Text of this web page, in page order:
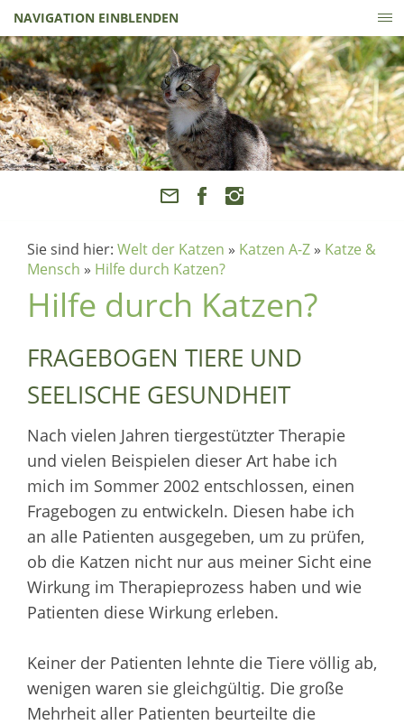
NAVIGATION EINBLENDEN
Sie sind hier: Welt der Katzen » Katzen A-Z » Katze &
Mensch » Hilfe durch Katzen?
Hilfe durch Katzen?
FRAGEBOGEN TIERE UND
SEELISCHE GESUNDHEIT
Nach vielen Jahren tiergestützter Therapie
und vielen Beispielen dieser Art habe ich
mich im Sommer 2002 entschlossen, einen
Fragebogen zu entwickeln. Diesen habe ich
an alle Patienten ausgegeben, um zu prüfen,
ob die Katzen nicht nur aus meiner Sicht eine
Wirkung im Therapieprozess haben und wie
Patienten diese Wirkung erleben.
Keiner der Patienten lehnte die Tiere völlig ab,
wenigen waren sie gleichgültig. Die große
Mehrheit aller Patienten beurteilte die